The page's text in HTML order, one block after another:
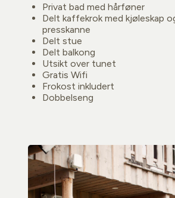
Privat bad med hårføner
Delt kaffekrok med kjøleskap
presskanne
Delt stue
Delt balkong
Utsikt over tunet
Gratis Wifi
Frokost inkludert
Dobbelseng